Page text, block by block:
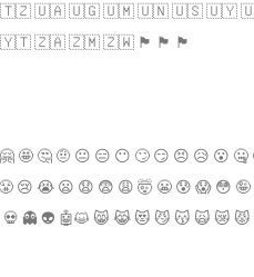
🇺🇦 🇺🇬 🇺🇲 🇺🇳 🇺🇸 🇺🇾
🇿🇦 🇿🇲 🇿🇼 🏴󠁧󠁢󠁥󠁮󠁧󠁿 🏴󠁧󠁢󠁳󠁣󠁴󠁿 🏴󠁧󠁢󠁷󠁬󠁳󠁿
🤩 🤔 🤨 😐 😑 😶 🙄 😏 😣 😥 😮 🤐
😢 😭 😦 😧 😨 😩 🤯 😬 😰 😱 😳 🤪
👻 👽 🤖😺 😸 😹 😻 😼 😽 🙀 😿 😾